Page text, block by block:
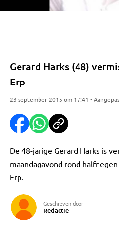
Gerard Harks (48)
Erp
23 september 2015 om 17:41 •
De 48-jarige Gerard Harks is
maandagavond rond
Erp.
Geschreven door
Redactie